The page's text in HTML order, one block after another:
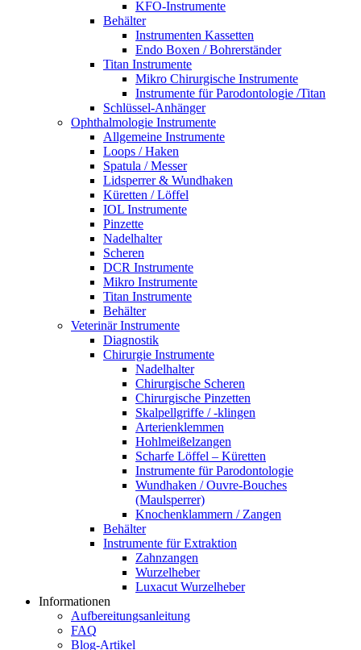
KFO-Instrumente
Behälter
Instrumenten Kassetten
Endo Boxen / Bohrerständer
Titan Instrumente
Mikro Chirurgische Instrumente
Instrumente für Parodontologie /Titan
Schlüssel-Anhänger
Ophthalmologie Instrumente
Allgemeine Instrumente
Loops / Haken
Spatula / Messer
Lidsperrer & Wundhaken
Küretten / Löffel
IOL Instrumente
Pinzette
Nadelhalter
Scheren
DCR Instrumente
Mikro Instrumente
Titan Instrumente
Behälter
Veterinär Instrumente
Diagnostik
Chirurgie Instrumente
Nadelhalter
Chirurgische Scheren
Chirurgische Pinzetten
Skalpellgriffe / -klingen
Arterienklemmen
Hohlmeißelzangen
Scharfe Löffel – Küretten
Instrumente für Parodontologie
Wundhaken / Ouvre-Bouches
(Maulsperrer)
Knochenklammern / Zangen
Behälter
Instrumente für Extraktion
Zahnzangen
Wurzelheber
Luxacut Wurzelheber
Informationen
Aufbereitungsanleitung
FAQ
Blog-Artikel